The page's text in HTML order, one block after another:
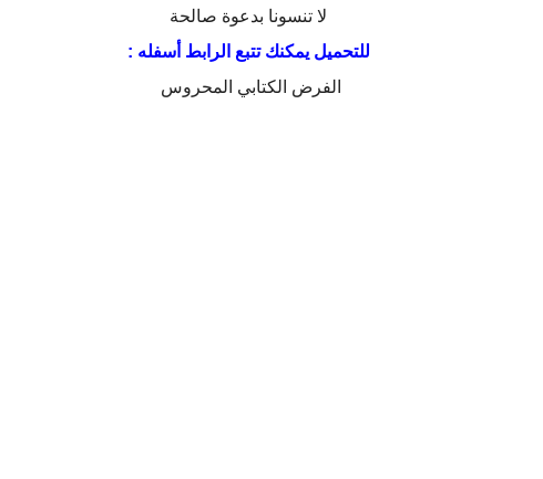
لا تنسونا بدعوة صالحة
للتحميل يمكنك تتبع الرابط أسفله :
الفرض الكتابي المحروس